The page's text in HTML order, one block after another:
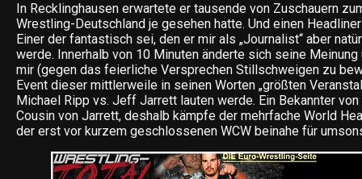
In Recklinghausen erwartete er tausende von Zuschauern
Wrestling-Deutschland je gesehen hatte. Und einen
Einer der fantastisch sei, den er mir als „Journalist“ aber
werde. Innerhalb von 10 Minuten änderte sich seine
mir (gegen das feierliche Versprechen Stillschweigen zu
Event dieser mittlerweile in seinen Worten „größten
Michael Ripp vs. Jeff Jarrett lauten werde. Ein Bekannter
Cousin von Jarrett, deshalb kämpfe der mehrfache World
der erst vor kurzem geschlossenen WCW beinahe für